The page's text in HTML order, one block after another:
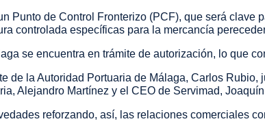
Punto de Control Fronterizo (PCF), que será
controlada específicas para la mercancía
se encuentra en trámite de autorización, lo que
de la Autoridad Portuaria de Málaga, Carlos
Alejandro Martínez y el CEO de Servimad,
reforzando, así, las relaciones comerciales